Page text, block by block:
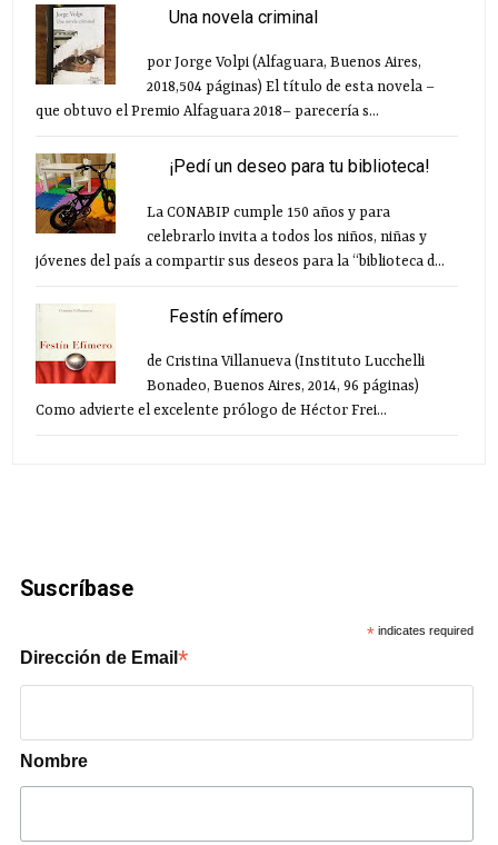
Una novela criminal
por Jorge Volpi (Alfaguara, Buenos Aires,
2018,504 páginas) El título de esta novela –
que obtuvo el Premio Alfaguara 2018– parecería s...
¡Pedí un deseo para tu biblioteca!
La CONABIP cumple 150 años y para
celebrarlo invita a todos los niños, niñas y
jóvenes del país a compartir sus deseos para la “biblioteca d...
Festín efímero
de Cristina Villanueva (Instituto Lucchelli
Bonadeo, Buenos Aires, 2014, 96 páginas)
Como advierte el excelente prólogo de Héctor Frei...
Suscríbase
* indicates required
Dirección de Email*
Nombre